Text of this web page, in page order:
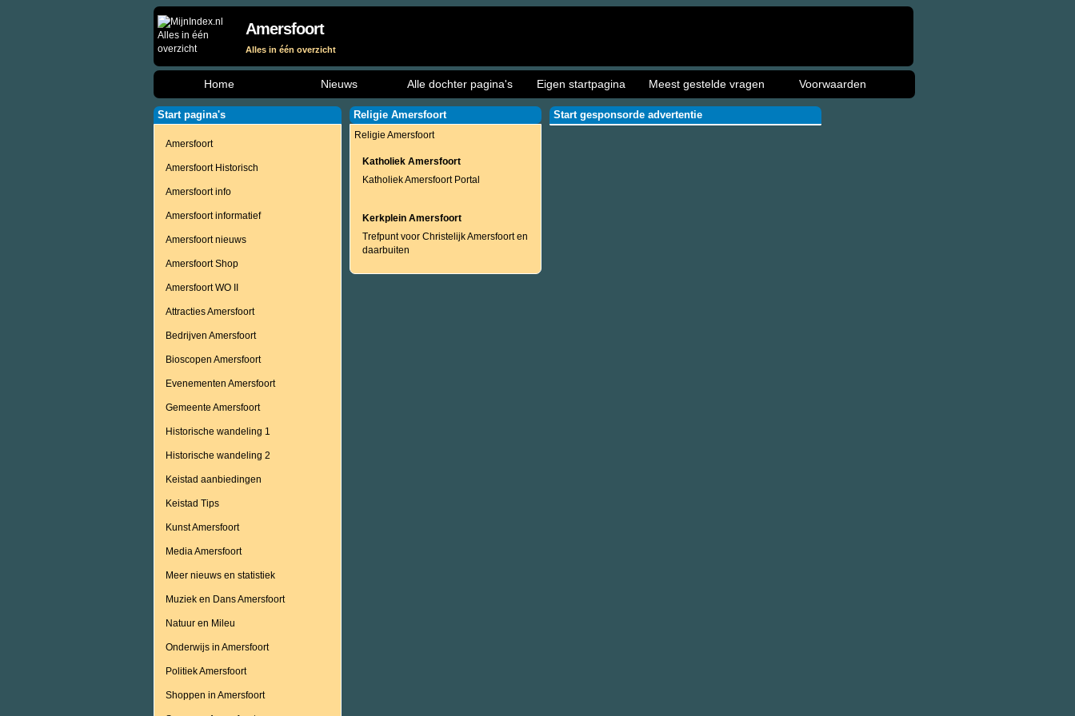
Amersfoort
Alles in één overzicht
Home Nieuws Alle dochter pagina's Eigen startpagina Meest gestelde vragen Voorwaarden
Start pagina's
Amersfoort
Amersfoort Historisch
Amersfoort info
Amersfoort informatief
Amersfoort nieuws
Amersfoort Shop
Amersfoort WO II
Attracties Amersfoort
Bedrijven Amersfoort
Bioscopen Amersfoort
Evenementen Amersfoort
Gemeente Amersfoort
Historische wandeling 1
Historische wandeling 2
Keistad aanbiedingen
Keistad Tips
Kunst Amersfoort
Media Amersfoort
Meer nieuws en statistiek
Muziek en Dans Amersfoort
Natuur en Mileu
Onderwijs in Amersfoort
Politiek Amersfoort
Shoppen in Amersfoort
Religie Amersfoort
Religie Amersfoort
Katholiek Amersfoort
Katholiek Amersfoort Portal
Kerkplein Amersfoort
Trefpunt voor Christelijk Amersfoort en
daarbuiten
Start gesponsorde advertentie